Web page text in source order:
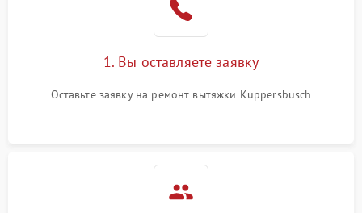
1000 ₽
1. Вы оставляете заявку
Оставьте заявку на ремонт вытяжки Kuppersbusch